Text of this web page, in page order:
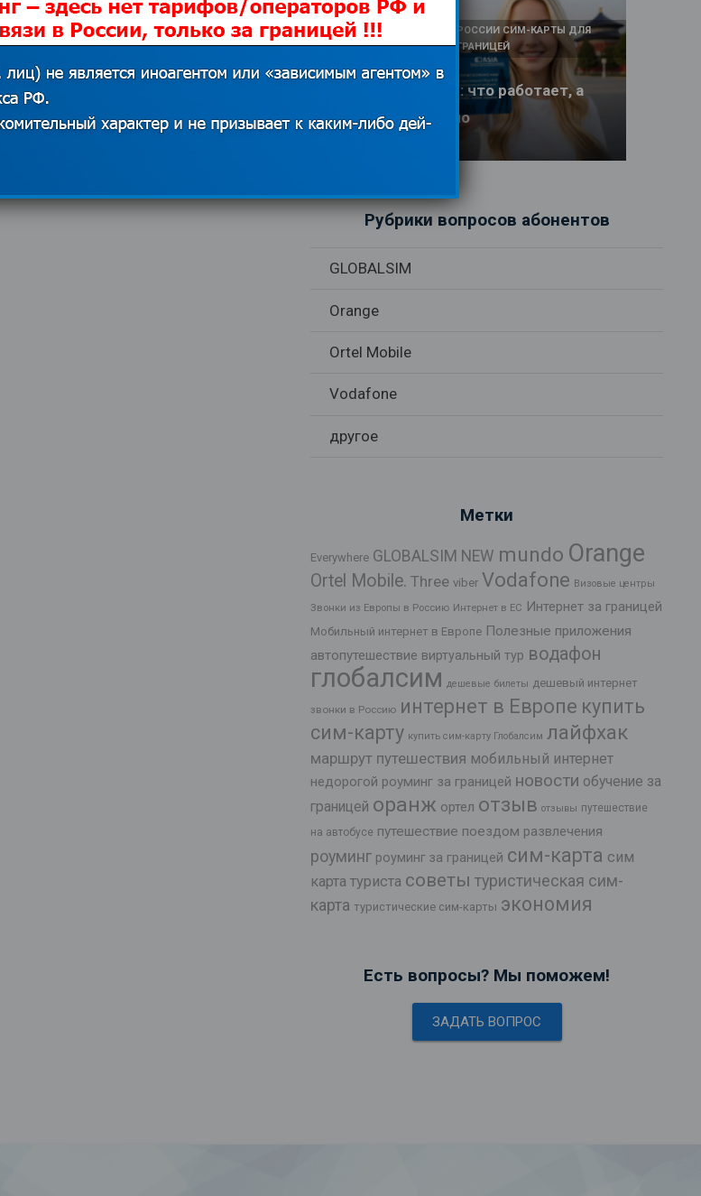
Интернет в Китае: что работает, а
что заблокировано
КАК И У КОГО КУПИТЬ В РОССИИ СИМ-КАРТЫ ДЛЯ
ИНТЕРНЕТА И СВЯЗИ ЗА ГРАНИЦЕЙ
Рубрики вопросов абонентов
GLOBALSIM
Orange
Ortel Mobile
Vodafone
другое
Метки
Everywhere GLOBALSIM NEW mundo Orange
Ortel Mobile. Three viber Vodafone Визовые центры
Звонки из Европы в Россию Интернет в ЕС Интернет за границей
Мобильный интернет в Европе Полезные приложения
автопутешествие виртуальный тур водафон
глобалсим дешевые билеты дешевый интернет
звонки в Россию интернет в Европе купить
сим-карту купить сим-карту Глобалсим лайфхак
маршрут путешествия мобильный интернет
недорогой роуминг за границей новости обучение за
границей оранж ортел отзыв отзывы путешествие
на автобусе путешествие поездом развлечения
роуминг роуминг за границей сим-карта сим
карта туриста советы туристическая сим-
карта туристические сим-карты экономия
Есть вопросы? Мы поможем!
ЗАДАТЬ ВОПРОС